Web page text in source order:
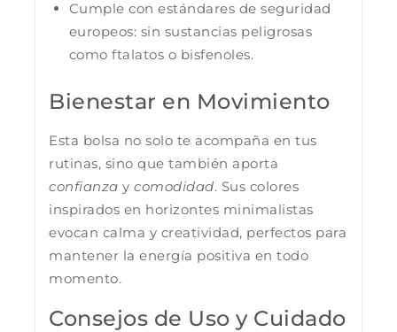
Cumple con estándares de seguridad
europeos: sin sustancias peligrosas
como ftalatos o bisfenoles.
Bienestar en Movimiento
Esta bolsa no solo te acompaña en tus
rutinas, sino que también aporta
confianza y comodidad. Sus colores
inspirados en horizontes minimalistas
evocan calma y creatividad, perfectos para
mantener la energía positiva en todo
momento.
Consejos de Uso y Cuidado